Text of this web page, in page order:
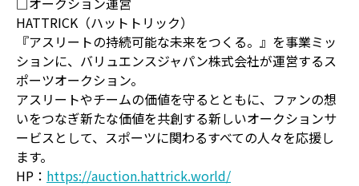
HATTRICK（ハットトリック）
『アスリートの持続可能な未来をつくる。』を事業ミッ
ションに、バリュエンスジャパン株式会社が運営するス
ポーツオークション。
アスリートやチームの価値を守るとともに、ファンの想
いをつなぎ新たな価値を共創する新しいオークションサ
ービスとして、スポーツに関わるすべての人々を応援し
ます。
HP： https://auction.hattrick.world/